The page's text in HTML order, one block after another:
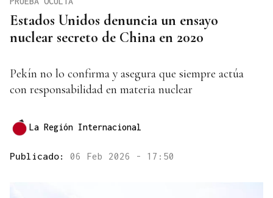
Estados Unidos denuncia un ensayo
nuclear secreto de China en 2020
Pekín no lo confirma y asegura que siempre actúa
con responsabilidad en materia nuclear
La Región Internacional
Publicado: 06 Feb 2026 - 17:50